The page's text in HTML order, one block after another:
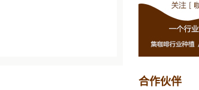
合作伙伴